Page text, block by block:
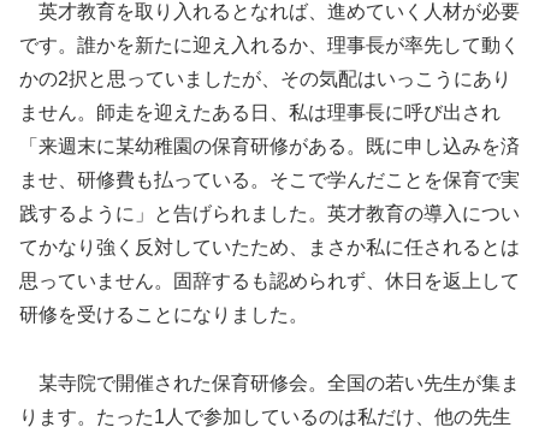
英才教育を取り入れるとなれば、進めていく人材が必要
です。誰かを新たに迎え入れるか、理事長が率先して動く
かの2択と思っていましたが、その気配はいっこうにあり
ません。師走を迎えたある日、私は理事長に呼び出され
「来週末に某幼稚園の保育研修がある。既に申し込みを済
ませ、研修費も払っている。そこで学んだことを保育で実
践するように」と告げられました。英才教育の導入につい
てかなり強く反対していたため、まさか私に任されるとは
思っていません。固辞するも認められず、休日を返上して
研修を受けることになりました。
某寺院で開催された保育研修会。全国の若い先生が集ま
ります。たった1人で参加しているのは私だけ、他の先生